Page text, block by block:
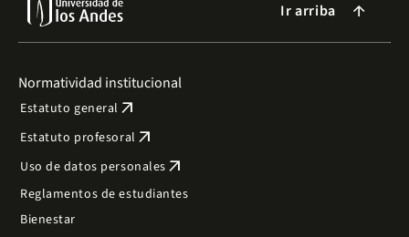
Ir arriba arrow_forward
Normatividad institucional
Estatuto general arrow_outward
Estatuto profesoral arrow_outward
Uso de datos personales arrow_outward
Reglamentos de estudiantes
Bienestar